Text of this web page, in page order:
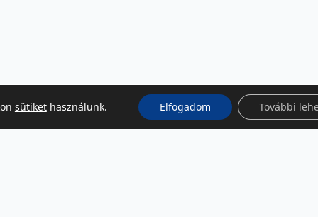
sütikethasználunk. Elfogadom További